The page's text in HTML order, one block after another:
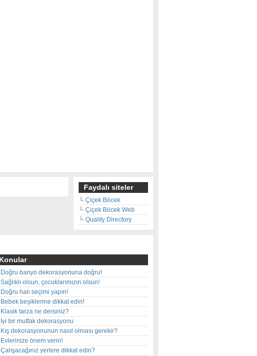
Faydalı siteler
Çiçek Böcek
Çiçek Böcek Web
Quality Directory
Konular
Doğru banyo dekorasyonuna doğru!
Sağlıklı olsun, çocuklarımızın olsun!
Doğru halı seçimi yapın!
Bebek beşiklerine dikkat edin!
Klasik tarza ne dersiniz?
İyi bir mutfak dekorasyonu
Kış dekorasyonunun nasıl olması gerekir?
Evlerinize önem verin!
Çalışacağınız yerlere dikkat edin?